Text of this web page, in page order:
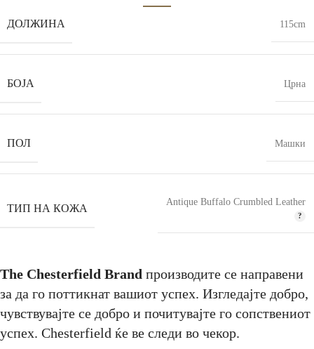
ДОЛЖИНА 115cm
БОЈА Црна
ПОЛ Машки
ТИП НА КОЖА Antique Buffalo Crumbled Leather
The Chesterfield Brand производите се направени
за да го поттикнат вашиот успех. Изгледајте добро,
чувствувајте се добро и почитувајте го сопствениот
успех. Chesterfield ќе ве следи во чекор.